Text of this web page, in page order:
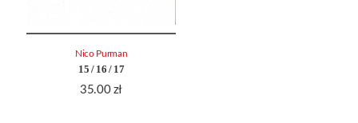
15 / 16 / 17
35.00 zł
Nico Purman